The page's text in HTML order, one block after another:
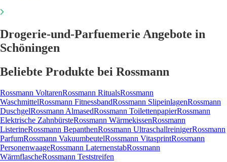
Drogerie-und-Parfuemerie Angebote in
Schöningen
Beliebte Produkte bei Rossmann
Rossmann VoltarenRossmann RitualsRossmann
WaschmittelRossmann FitnessbandRossmann SlipeinlagenRossmann
DuschgelRossmann AlmasedRossmann ToilettenpapierRossmann
Elektrische ZahnbürsteRossmann WärmekissenRossmann
ListerineRossmann BepanthenRossmann UltraschallreinigerRossmann
ParfumRossmann VakuumbeutelRossmann VitasprintRossmann
PersonenwaageRossmann LaternenstabRossmann
WärmflascheRossmann Teststreifen